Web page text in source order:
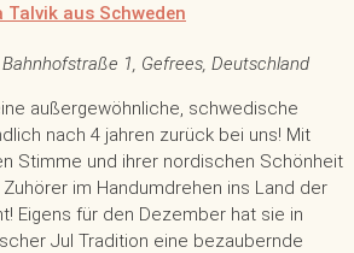
aus Schweden
Bahnhofstraße 1, Gefrees, Deutschland
außergewöhnliche, schwedische
nach 4 jahren zurück bei uns! Mit
Stimme und ihrer nordischen Schönheit
im Handumdrehen ins Land der
Eigens für den Dezember hat sie in
Jul Tradition eine bezaubernde